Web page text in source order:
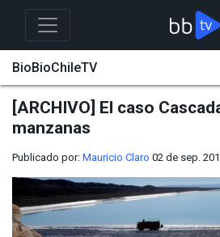
BioBioChileTV
[ARCHIVO] El caso
manzanas
Publicado por: Mauricio Claro 02 de sep.